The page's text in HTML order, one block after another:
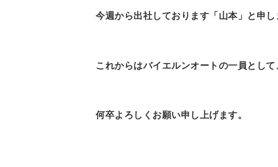
今週から出社しております「山本」と申し
これからはバイエルンオートの一員とし
何卒よろしくお願い申し上げます。